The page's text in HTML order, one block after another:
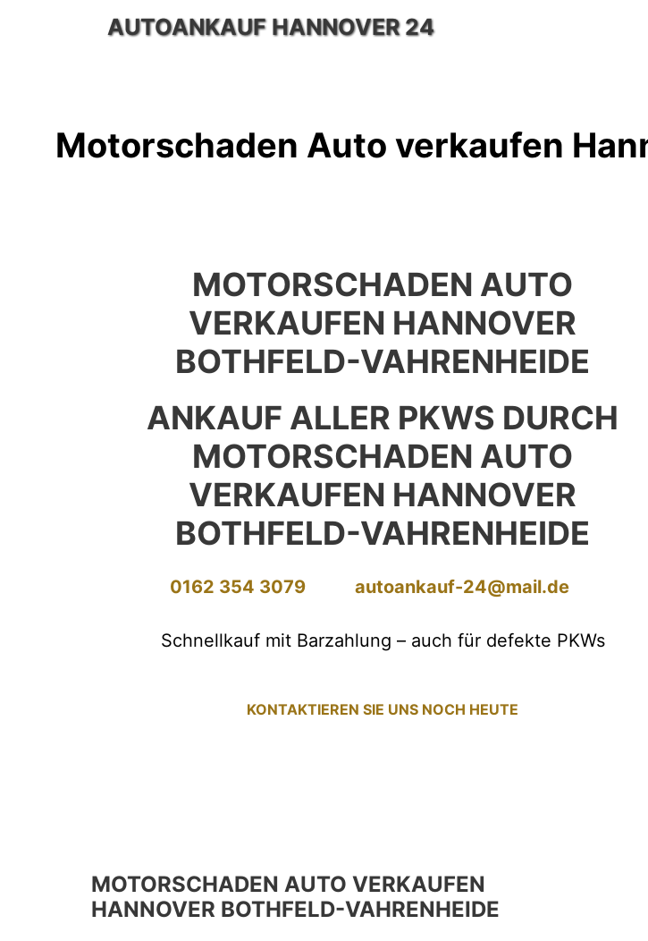
AUTOANKAUF HANNOVER 24
Motorschaden Auto verkaufen
MOTORSCHADEN AUTO
VERKAUFEN HANNOVER
BOTHFELD-VAHRENHEIDE
ANKAUF ALLER PKWS DURCH
MOTORSCHADEN AUTO
VERKAUFEN HANNOVER
BOTHFELD-VAHRENHEIDE
0162 354 3079 autoankauf-24@mail.de
Schnellkauf mit Barzahlung – auch für defekte PKWs
KONTAKTIEREN SIE UNS NOCH HEUTE
MOTORSCHADEN AUTO VERKAUFEN
HANNOVER BOTHFELD-VAHRENHEIDE